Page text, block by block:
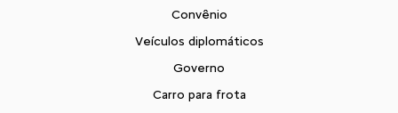
Convênio
Veículos diplomáticos
Governo
Carro para frota